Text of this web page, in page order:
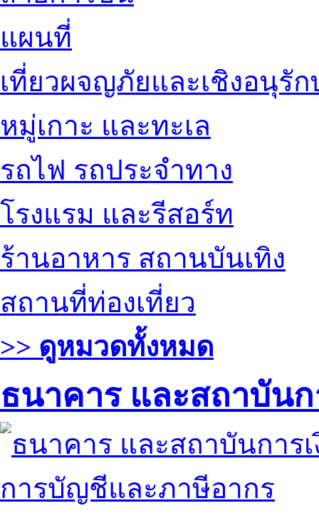
แผนที่
เที่ยวผจญภัยและเชิงอนุรัก
หมู่เกาะ และทะเล
รถไฟ รถประจำทาง
โรงแรม และรีสอร์ท
ร้านอาหาร สถานบันเทิง
สถานที่ท่องเที่ยว
>> ดูหมวดทั้งหมด
ธนาคาร และสถาบันก
การบัญชีและภาษีอากร